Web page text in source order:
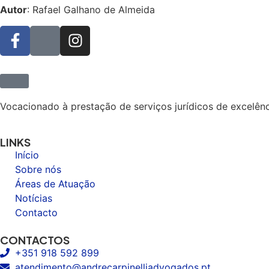
Autor: Rafael Galhano de Almeida
Vocacionado à prestação de serviços jurídicos de
LINKS
Início
Sobre nós
Áreas de Atuação
Notícias
Contacto
CONTACTOS
+351 918 592 899